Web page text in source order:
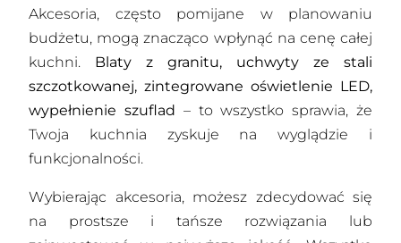
Akcesoria, często pomijane w planowaniu
budżetu, mogą znacząco wpłynąć na cenę całej
kuchni. Blaty z granitu, uchwyty ze stali
szczotkowanej, zintegrowane oświetlenie LED,
wypełnienie szuflad – to wszystko sprawia, że
Twoja kuchnia zyskuje na wyglądzie i
funkcjonalności.
Wybierając akcesoria, możesz zdecydować się
na prostsze i tańsze rozwiązania lub